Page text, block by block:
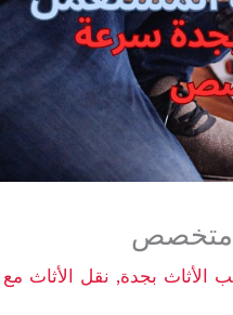
متخصص
الأثاث بجدة, نقل الأثاث